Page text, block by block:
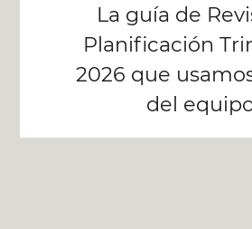
La guía de
Planificación
2026 que
del